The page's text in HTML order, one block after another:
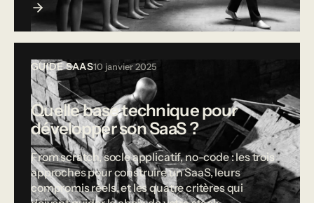
GUIDE SAAS10 janvier 2025
Quelle base technique pour
développer son SaaS ?
From scratch, socle applicatif, no-code : les trois
approches pour construire un SaaS, leurs
compromis réels, et les quatre critères qui